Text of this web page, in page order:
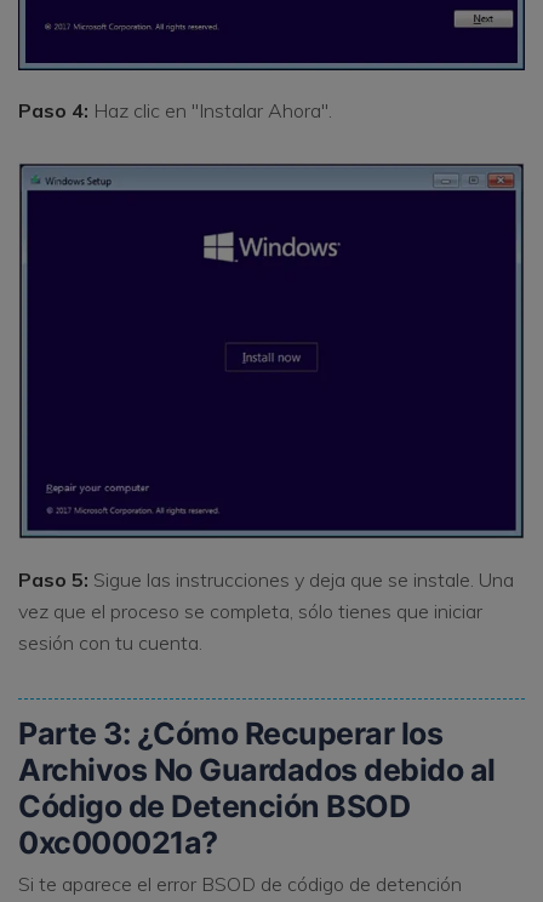
Paso 4: Haz clic en "Instalar Ahora".
Paso 5: Sigue las instrucciones y deja que se instale. Una
vez que el proceso se completa, sólo tienes que iniciar
sesión con tu cuenta.
Parte 3: ¿Cómo Recuperar los
Archivos No Guardados debido al
Código de Detención BSOD
0xc000021a?
Si te aparece el error BSOD de código de detención